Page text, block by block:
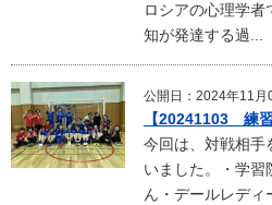
ロシアの心理学
知が発達する過...
公開日：2024年11月
【20241103 練習
今回は、対戦相手
いました。・学習
ん・デールレディ